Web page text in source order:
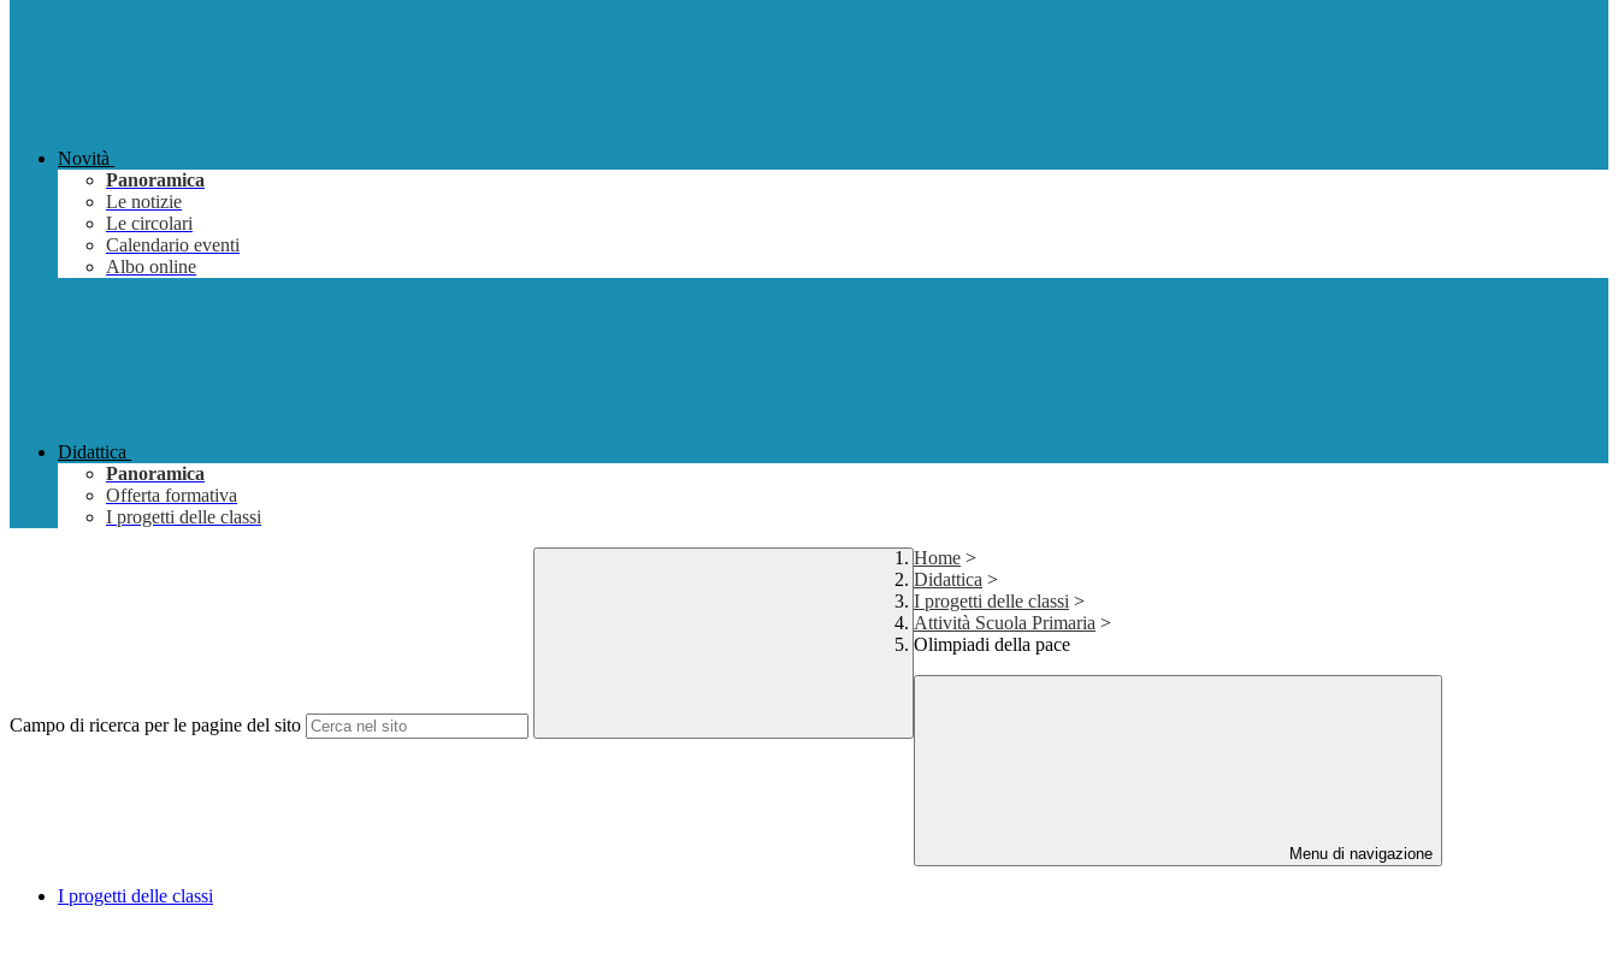
Novità
Panoramica
Le notizie
Le circolari
Calendario eventi
Albo online
Didattica
Panoramica
Offerta formativa
I progetti delle classi
Campo di ricerca per le pagine del sito
Home >
Didattica >
I progetti delle classi >
Attività Scuola Primaria >
Olimpiadi della pace
Menu di navigazione
I progetti delle classi